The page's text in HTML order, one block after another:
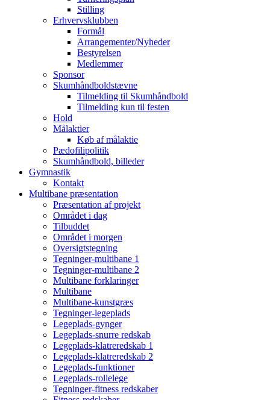
Stilling
Erhvervsklubben
Formål
Arrangementer/Nyheder
Bestyrelsen
Medlemmer
Sponsor
Skumhåndboldstævne
Tilmelding til Skumhåndbold
Tilmelding kun til festen
Hold
Målaktier
Køb af målaktie
Pædofilipolitik
Skumhåndbold, billeder
Gymnastik
Kontakt
Multibane præsentation
Præsentation af projekt
Området i dag
Tilbuddet
Området i morgen
Oversigtstegning
Tegninger-multibane 1
Tegninger-multibane 2
Multibane forklaringer
Multibane
Multibane-kunstgræs
Tegninger-legeplads
Legeplads-gynger
Legeplads-snurre redskab
Legeplads-klatreredskab 1
Legeplads-klatreredskab 2
Legeplads-funktioner
Legeplads-rollelege
Tegninger-fitness redskaber